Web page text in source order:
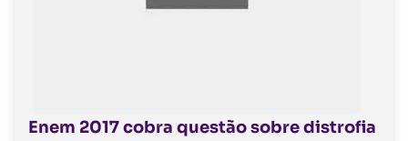
Enem 2017 cobra questão sobre distrofia